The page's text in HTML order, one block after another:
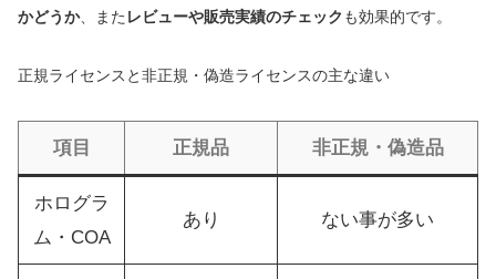
かどうか、また レビューや販売実績のチェック も効果的です。
正規ライセンスと非正規・偽造ライセンスの主な違い
項目 正規品 非正規・偽造品
ホログラ
ム・COA
あり ない事が多い